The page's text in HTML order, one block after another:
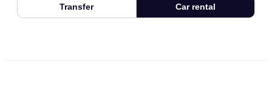
Transfer Car rental